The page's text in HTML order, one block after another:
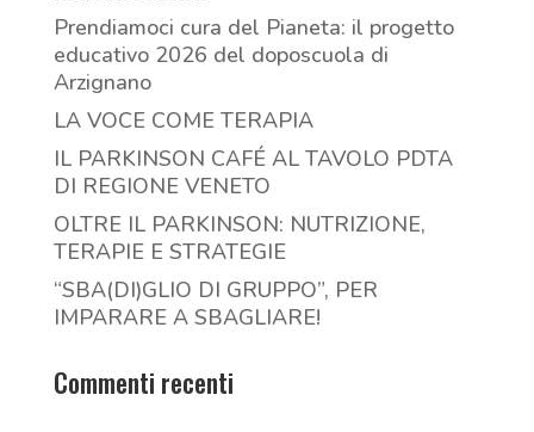
Prendiamoci cura del Pianeta: il progetto
educativo 2026 del doposcuola di
Arzignano
LA VOCE COME TERAPIA
IL PARKINSON CAFÉ AL TAVOLO PDTA
DI REGIONE VENETO
OLTRE IL PARKINSON: NUTRIZIONE,
TERAPIE E STRATEGIE
“SBA(DI)GLIO DI GRUPPO”, PER
IMPARARE A SBAGLIARE!
Commenti recenti